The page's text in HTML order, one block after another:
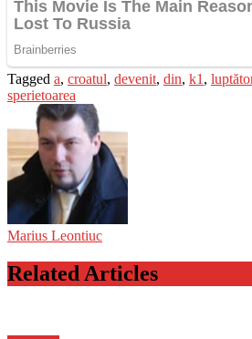
Tagged a, croatul, devenit, din, k1 ,
sperietoarea
Marius Leontiuc
Related Articles